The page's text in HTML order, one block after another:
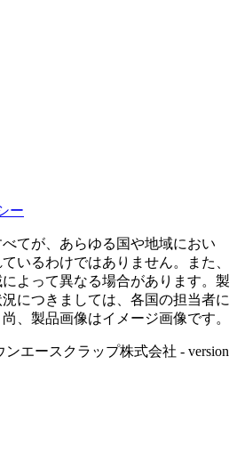
ー
てが、あらゆる国や地域におい
いるわけではありません。また、
よって異なる場合があります。製
につきましては、各国の担当者に
、製品画像はイメージ画像です。
ンエースクラップ株式会社 - version